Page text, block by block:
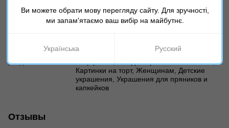
Дополнительные
разделы
День Рождения, Все для капкейков, кексов,
маффинов, Все для пряников и печенья,
Картинки на торт, Женщинам, Детские
украшения, Украшения для пряников и
капкейков
Отзывы
Ви можете обрати мову перегляду сайту. Для зручності,
ми запам'ятаємо ваш вибір на майбутнє.
Українська Русский